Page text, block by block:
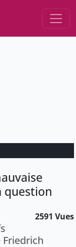
question
2591 Vues